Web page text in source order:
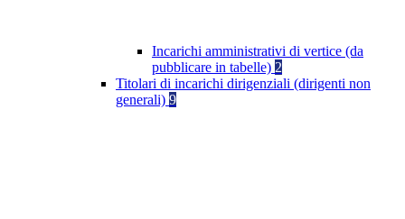
Incarichi amministrativi di vertice (da
pubblicare in tabelle) 2
Titolari di incarichi dirigenziali (dirigenti non
generali) 9